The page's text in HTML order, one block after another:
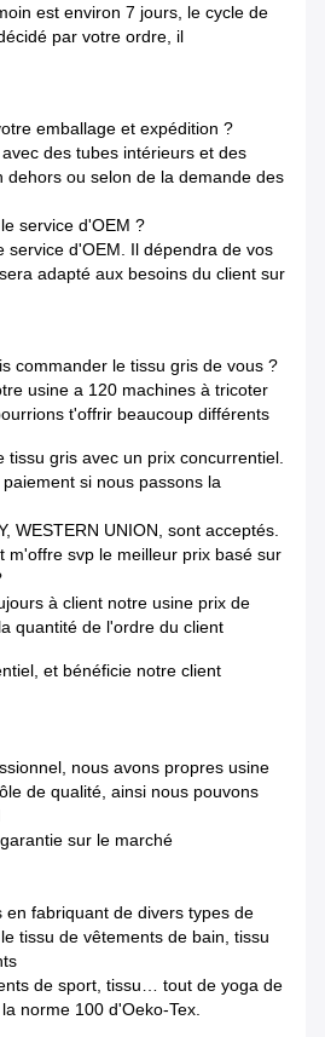
est environ 7 jours, le cycle de
par votre ordre, il
emballage et expédition ?
des tubes intérieurs et des
dehors ou selon de la demande des
service d'OEM ?
service d'OEM. Il dépendra de vos
adapté aux besoins du client sur
commander le tissu gris de vous ?
usine a 120 machines à tricoter
t'offrir beaucoup différents
tissu gris avec un prix concurrentiel.
si nous passons la
WESTERN UNION, sont acceptés.
m'offre svp le meilleur prix basé sur
à client notre usine prix de
quantité de l'ordre du client
et bénéficie notre client
nous avons propres usine
de qualité, ainsi nous pouvons
sur le marché
en fabriquant de divers types de
tissu de vêtements de bain, tissu
de sport, tissu… tout de yoga de
norme 100 d'Oeko-Tex.